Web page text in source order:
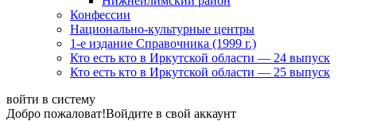
Конфессии
Национально-культурные центры
1-е издание Справочника (1999 г.)
Кто есть кто в Иркутской области — 24 выпуск
Кто есть кто в Иркутской области — 25 выпуск
войти в систему
Добро пожаловат!Войдите в свой аккаунт